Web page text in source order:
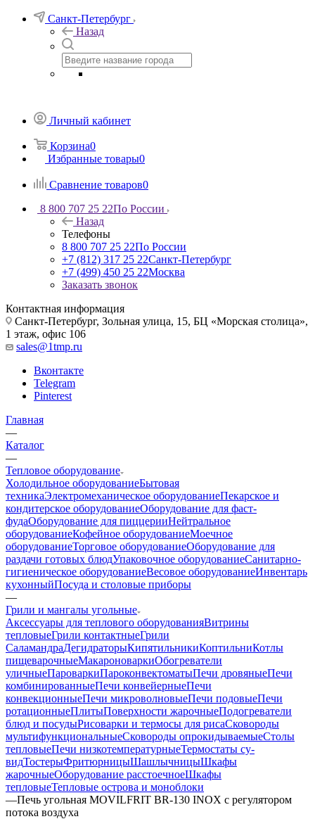
Санкт-Петербург
Назад
Личный кабинет
Корзина0
Избранные товары0
Сравнение товаров0
8 800 707 25 22По России
Назад
Телефоны
8 800 707 25 22По России
+7 (812) 317 25 22Санкт-Петербург
+7 (499) 450 25 22Москва
Заказать звонок
Контактная информация
Санкт-Петербург, Зольная улица, 15, БЦ «Морская столица»,
1 этаж, офис 106
sales@1tmp.ru
Вконтакте
Telegram
Pinterest
Главная
—
Каталог
—
Тепловое оборудование
Холодильное оборудованиеБытовая
техникаЭлектромеханическое оборудованиеПекарское и
кондитерское оборудованиеОборудование для фаст-
фудаОборудование для пиццерииНейтральное
оборудованиеКофейное оборудованиеМоечное
оборудованиеТорговое оборудованиеОборудование для
раздачи готовых блюдУпаковочное оборудованиеСанитарно-
гигиеническое оборудованиеВесовое оборудованиеИнвентарь
кухонныйПосуда и столовые приборы
—
Грили и мангалы угольные
Аксессуары для теплового оборудованияВитрины
тепловыеГрили контактныеГрили
СаламандраДегидраторыКипятильникиКоптильниКотлы
пищеварочныеМакароноваркиОбогреватели
уличныеПароваркиПароконвектоматыПечи дровяныеПечи
комбинированныеПечи конвейерныеПечи
конвекционныеПечи микроволновыеПечи подовыеПечи
ротационныеПлитыПоверхности жарочныеПодогреватели
блюд и посудыРисоварки и термосы для рисаСковороды
мультифункциональныеСковороды опрокидываемыеСтолы
тепловыеПечи низкотемпературныеТермостаты су-
видТостерыФритюрницыШашлычницыШкафы
жарочныеОборудование расстоечноеШкафы
тепловыеТепловые острова и моноблоки
—Печь угольная MOVILFRIT BR-130 INOX с регулятором
потока воздуха